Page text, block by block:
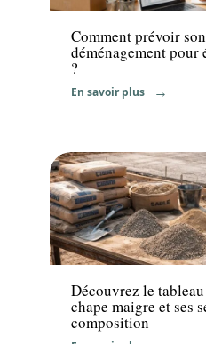
Comment prévoir
déménagement pour
?
En savoir plus
Travaux
Découvrez le
chape maigre et ses
composition